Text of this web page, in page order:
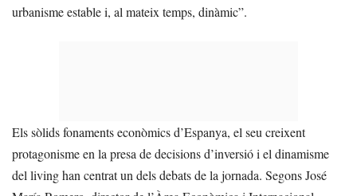
urbanisme estable i, al mateix temps, dinàmic”.
Els sòlids fonaments econòmics d’Espanya, el seu creixent
protagonisme en la presa de decisions d’inversió i el dinamisme
del living han centrat un dels debats de la jornada. Segons José